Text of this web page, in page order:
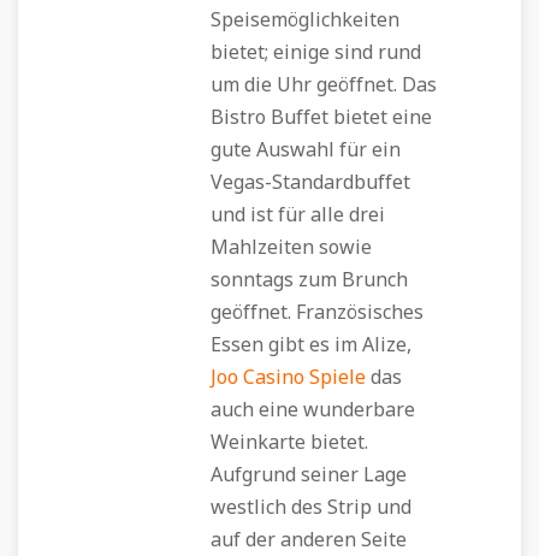
Speisemöglichkeiten
bietet; einige sind rund
um die Uhr geöffnet. Das
Bistro Buffet bietet eine
gute Auswahl für ein
Vegas-Standardbuffet
und ist für alle drei
Mahlzeiten sowie
sonntags zum Brunch
geöffnet. Französisches
Essen gibt es im Alize,
Joo Casino Spieledas
auch eine wunderbare
Weinkarte bietet.
Aufgrund seiner Lage
westlich des Strip und
auf der anderen Seite